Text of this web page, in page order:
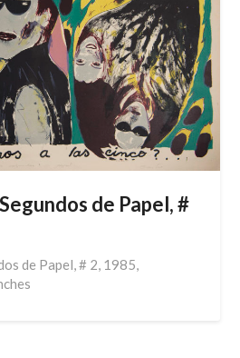
de Papel, #
de Papel, # 2, 1985,